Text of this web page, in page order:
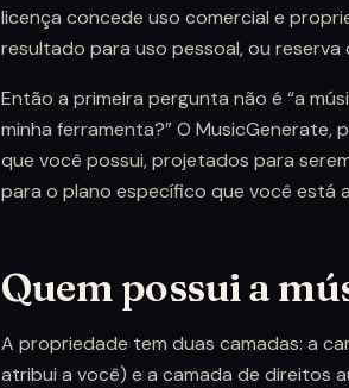
licença concede uso comercial e
resultado para uso pessoal, ou
Então a primeira pergunta não é “a
minha ferramenta?” O
que você possui, projetados para
para o plano específico que você está
Quem possui a
A propriedade tem duas camadas: a
atribui a você) e a camada de direitos